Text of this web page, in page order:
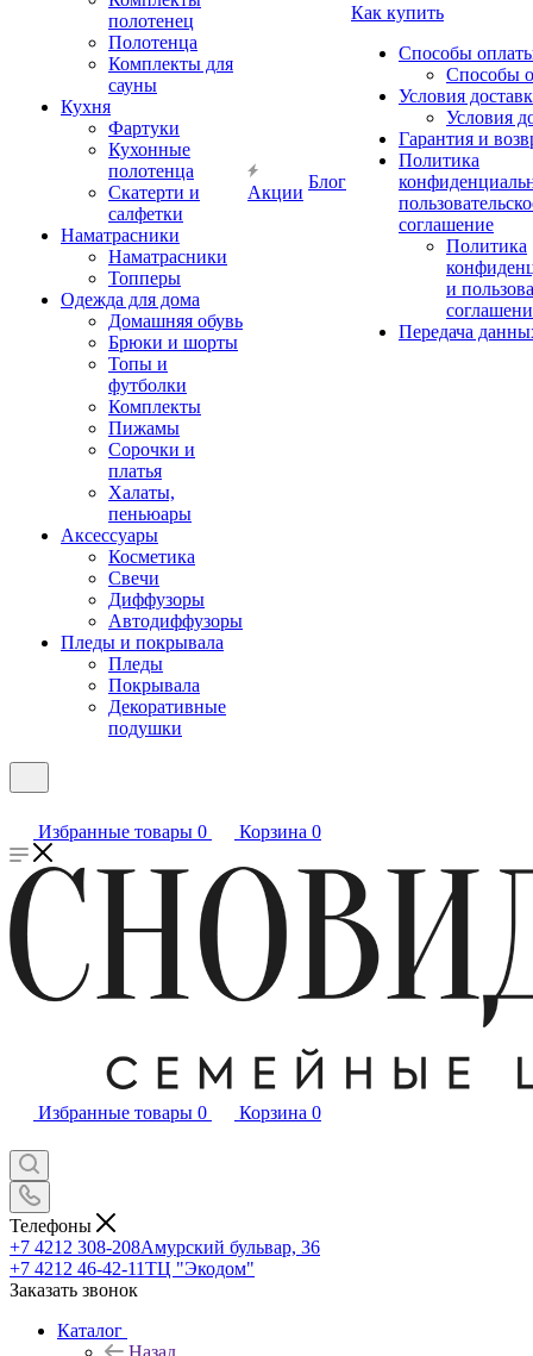
полотенец
Полотенца
Комплекты для
сауны
Кухня
Фартуки
Кухонные
полотенца
Скатерти и
салфетки
Наматрасники
Наматрасники
Топперы
Одежда для дома
Домашняя обувь
Брюки и шорты
Топы и
футболки
Комплекты
Пижамы
Сорочки и
платья
Халаты,
пеньюары
Аксессуары
Косметика
Свечи
Диффузоры
Автодиффузоры
Пледы и покрывала
Пледы
Покрывала
Декоративные
подушки
Акции
Блог
Как купить
Способы
Способы
Условия
Условия
Гарантия и
Политика
соглашение
Политика
и
Передача
Избранные товары 0 Корзина 0
Избранные товары 0 Корзина 0
Телефоны
+7 4212 308-208Амурский бульвар, 36
+7 4212 46-42-11ТЦ "Экодом"
Заказать звонок
Каталог
Назад